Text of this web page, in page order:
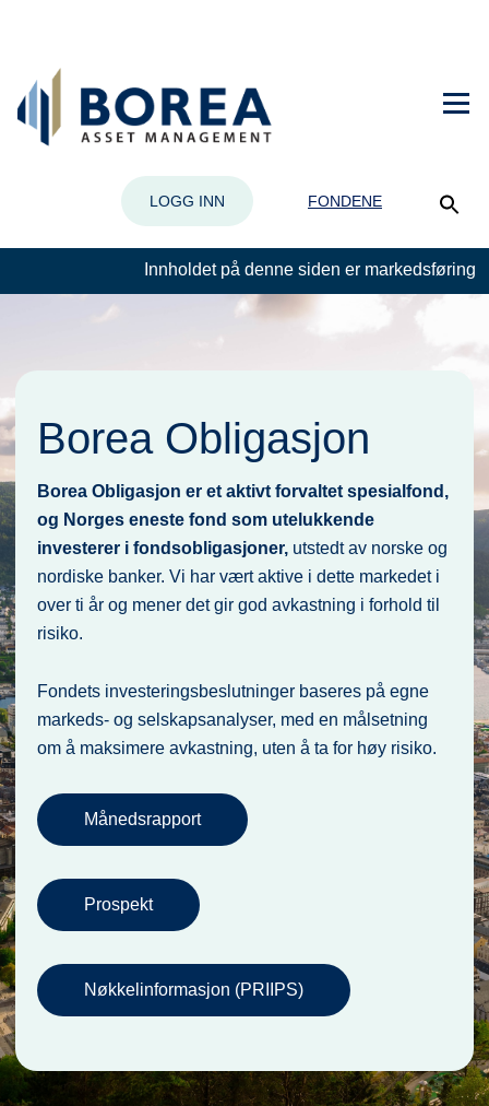
LOGG INN FONDENE
Innholdet på denne siden er markedsføring
Borea Obligasjon
Borea Obligasjon er et aktivt forvaltet spesialfond,
og Norges eneste fond som utelukkende
investerer i fondsobligasjoner, utstedt av norske og
nordiske banker. Vi har vært aktive i dette markedet i
over ti år og mener det gir god avkastning i forhold til
risiko.
Fondets investeringsbeslutninger baseres på egne
markeds- og selskapsanalyser, med en målsetning
om å maksimere avkastning, uten å ta for høy risiko.
Månedsrapport
Prospekt
Nøkkelinformasjon (PRIIPS)